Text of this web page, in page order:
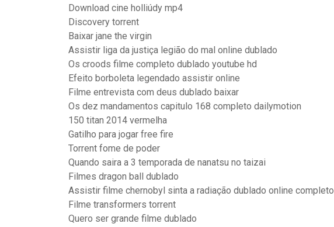
Download cine holliúdy mp4
Discovery torrent
Baixar jane the virgin
Assistir liga da justiça legião do mal online dublado
Os croods filme completo dublado youtube hd
Efeito borboleta legendado assistir online
Filme entrevista com deus dublado baixar
Os dez mandamentos capitulo 168 completo dailymotion
150 titan 2014 vermelha
Gatilho para jogar free fire
Torrent fome de poder
Quando saira a 3 temporada de nanatsu no taizai
Filmes dragon ball dublado
Assistir filme chernobyl sinta a radiação dublado online completo
Filme transformers torrent
Quero ser grande filme dublado